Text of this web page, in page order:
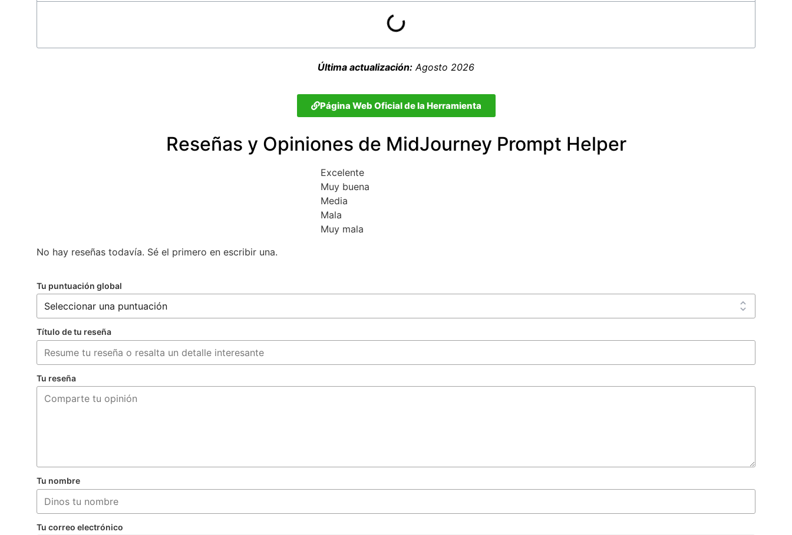
Última actualización: Agosto 2026
Página Web Oficial de la Herramienta
Reseñas y Opiniones de MidJourney Prompt Helper
Excelente
Muy buena
Media
Mala
Muy mala
No hay reseñas todavía. Sé el primero en escribir una.
Tu puntuación global
Título de tu reseña
Tu reseña
Tu nombre
Tu correo electrónico